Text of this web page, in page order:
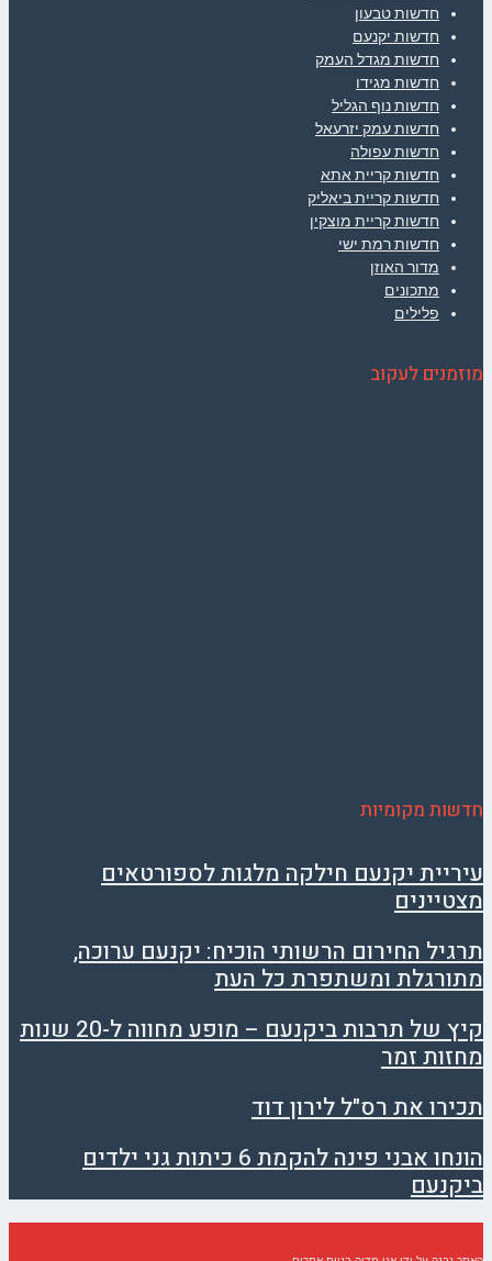
חדשות טבעון
חדשות יקנעם
חדשות מגדל העמק
חדשות מגידו
חדשות נוף הגליל
חדשות עמק יזרעאל
חדשות עפולה
חדשות קריית אתא
חדשות קריית ביאליק
חדשות קריית מוצקין
חדשות רמת ישי
מדור האוזן
מתכונים
פלילים
מוזמנים לעקוב
חדשות מקומיות
עיריית יקנעם חילקה מלגות לספורטאים
מצטיינים
תרגיל החירום הרשותי הוכיח: יקנעם ערוכה,
מתורגלת ומשתפרת כל העת
קיץ של תרבות ביקנעם – מופע מחווה ל-20 שנות
מחזות זמר
תכירו את רס"ל לירון דוד
הונחו אבני פינה להקמת 6 כיתות גני ילדים
ביקנעם